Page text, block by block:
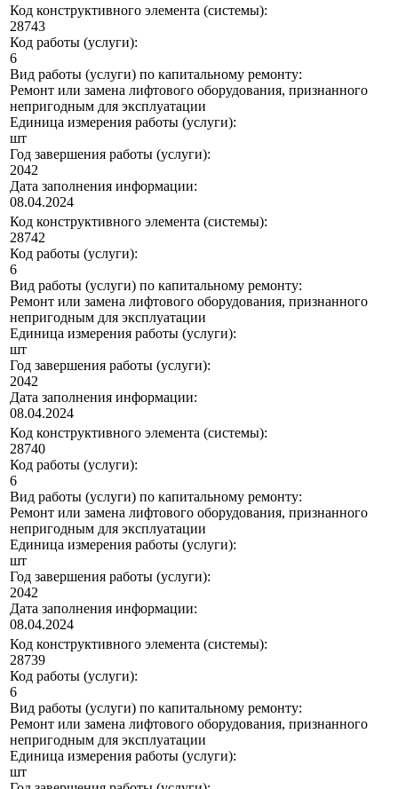
Код конструктивного элемента (системы):
28743
Код работы (услуги):
6
Вид работы (услуги) по капитальному ремонту:
Ремонт или замена лифтового оборудования, признанного
непригодным для эксплуатации
Единица измерения работы (услуги):
шт
Год завершения работы (услуги):
2042
Дата заполнения информации:
08.04.2024
Код конструктивного элемента (системы):
28742
Код работы (услуги):
6
Вид работы (услуги) по капитальному ремонту:
Ремонт или замена лифтового оборудования, признанного
непригодным для эксплуатации
Единица измерения работы (услуги):
шт
Год завершения работы (услуги):
2042
Дата заполнения информации:
08.04.2024
Код конструктивного элемента (системы):
28740
Код работы (услуги):
6
Вид работы (услуги) по капитальному ремонту:
Ремонт или замена лифтового оборудования, признанного
непригодным для эксплуатации
Единица измерения работы (услуги):
шт
Год завершения работы (услуги):
2042
Дата заполнения информации:
08.04.2024
Код конструктивного элемента (системы):
28739
Код работы (услуги):
6
Вид работы (услуги) по капитальному ремонту:
Ремонт или замена лифтового оборудования, признанного
непригодным для эксплуатации
Единица измерения работы (услуги):
шт